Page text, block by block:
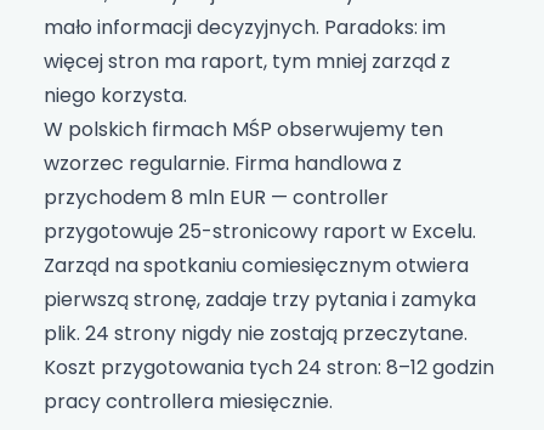
mało informacji decyzyjnych. Paradoks: im
więcej stron ma raport, tym mniej zarząd z
niego korzysta.
W polskich firmach MŚP obserwujemy ten
wzorzec regularnie. Firma handlowa z
przychodem 8 mln EUR — controller
przygotowuje 25-stronicowy raport w Excelu.
Zarząd na spotkaniu comiesięcznym otwiera
pierwszą stronę, zadaje trzy pytania i zamyka
plik. 24 strony nigdy nie zostają przeczytane.
Koszt przygotowania tych 24 stron: 8–12 godzin
pracy controllera miesięcznie.